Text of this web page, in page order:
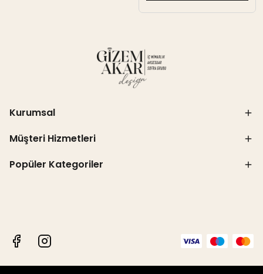
Kurumsal
Müşteri Hizmetleri
Popüler Kategoriler